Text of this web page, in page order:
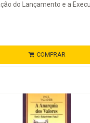
do Lançamento e a
COMPRAR